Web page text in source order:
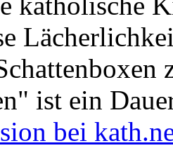
ist ein
bei